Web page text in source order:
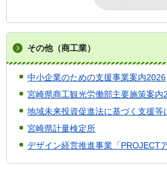
その他（商工業）
中小企業のための支援事業案内2026
宮崎県商工観光労働部主要施策案内
地域未来投資促進法に基づく支援等
宮崎県計量検定所
デザイン経営推進事業「PROJECT